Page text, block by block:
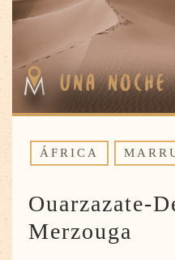
ÁFRICA
Ouarzazate-
Merzouga